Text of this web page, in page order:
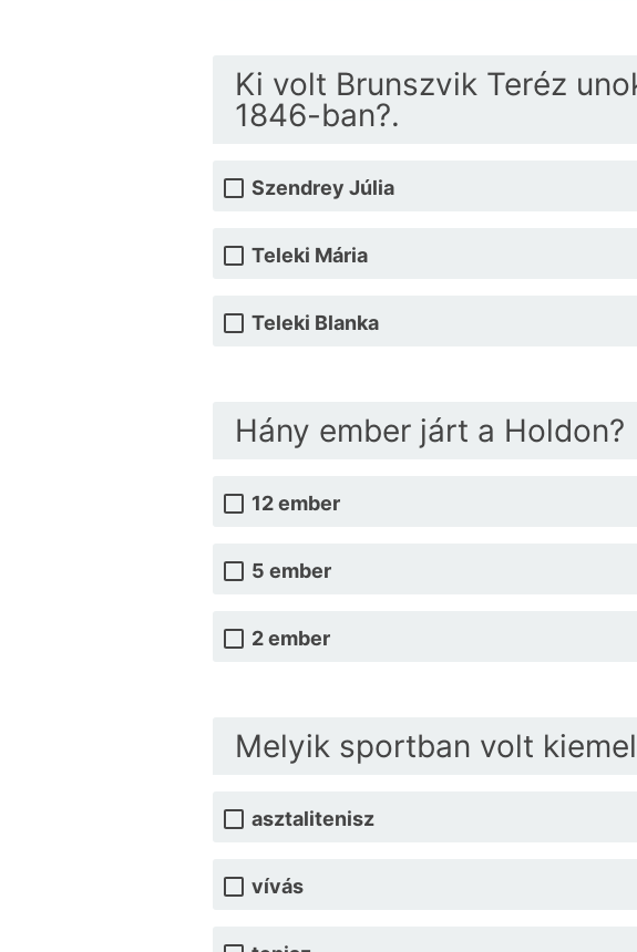
Ki volt Brunszvik Teréz
1846-ban?.
Szendrey Júlia
Teleki Mária
Teleki Blanka
Hány ember járt a Holdon?
12 ember
5 ember
2 ember
Melyik sportban volt
asztalitenisz
vívás